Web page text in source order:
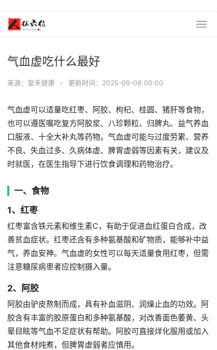
气血虚吃什么最好
来源：复禾健康 • 更新时间：2025-09-08 00:00
气血虚可以适量吃红枣、阿胶、枸杞、桂圆、猪肝等食物，
也可以遵医嘱吃复方阿胶浆、八珍颗粒、归脾丸、益气养血
口服液、十全大补丸等药物。气血虚可能与过度劳累、营养
不良、失血过多、久病体虚、脾胃虚弱等因素有关，建议及
时就医，在医生指导下进行饮食调理和药物治疗。
一、食物
1、红枣
红枣富含铁元素和维生素C，有助于促进血红蛋白合成，改
善贫血症状。红枣还含有多种氨基酸和矿物质，能够补中益
气，养血安神。气血虚的女性可以每天适量食用红枣，但需
注意糖尿病患者应控制摄入量。
2、阿胶
阿胶由驴皮熬制而成，具有补血滋阴、润燥止血的功效。阿
胶含有丰富的胶原蛋白和多种氨基酸，对改善面色萎黄、头
晕目眩等气血不足症状有帮助。阿胶可直接烊化服用或加入
其他食材炖煮，但脾胃虚弱者应慎用。